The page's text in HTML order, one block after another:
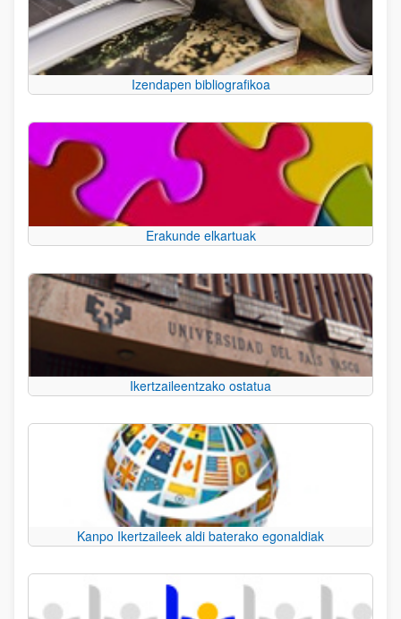
Izendapen bibliografikoa
Erakunde elkartuak
Ikertzaileentzako ostatua
Kanpo Ikertzaileek aldi baterako egonaldiak